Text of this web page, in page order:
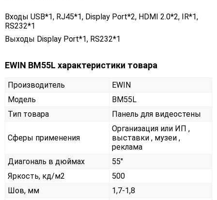
Входы USB*1, RJ45*1, Display Port*2, HDMI 2.0*2, IR*1,
RS232*1
Выходы Display Port*1, RS232*1
EWIN BM55L характеристики товара
Производитель
EWIN
Модель
BM55L
Тип товара
Панель для видеостены
Сферы применения
Организация или ИП ,
выставки , музеи ,
реклама
Диагональ в дюймах
55"
Яркость, кд/м2
500
Шов, мм
1,7-1,8